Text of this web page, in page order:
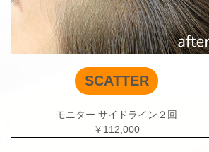
SCATTER
モニター サイドライン２回
￥112,000